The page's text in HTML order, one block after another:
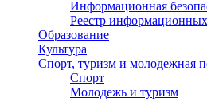
Информационная
Реестр
Образование
Культура
Спорт, туризм и молодежная
Спорт
Молодежь и туризм